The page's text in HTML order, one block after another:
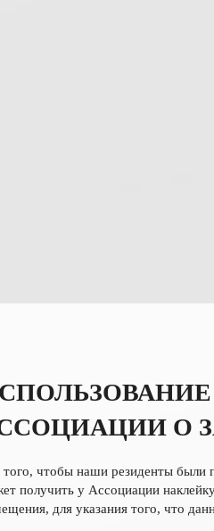
О
того, чтобы наши резиденты
получить у Ассоциации
для указания того, что